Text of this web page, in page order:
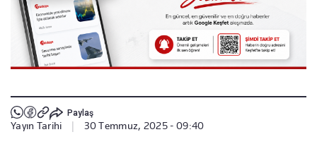
Paylaş
Yayın Tarihi 30 Temmuz, 2025 - 09:40